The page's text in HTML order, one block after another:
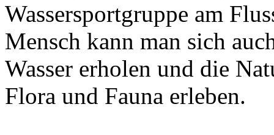
Wassersportgruppe am
Mensch kann man sich
Wasser erholen und die
Flora und Fauna erleben.